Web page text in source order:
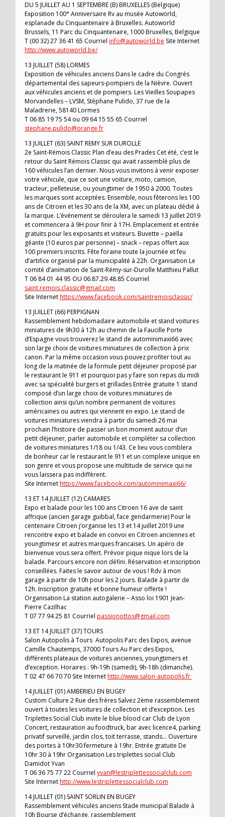
DU 5 JUILLET AU 1 SEPTEMBRE (B) BRUXELLES (Belgique)
Exposition 100° Anniversaire Rv au musée Autoworld,
esplanade du Cinquantenaire à Bruxelles. Autoworld
Brussels, 11 Parc du Cinquantenaire, 1000 Bruxelles, Belgique
T (00 32) 27 36 41 65 Courriel info@autoworld.be Site Internet
http://www.autoworld.be/
13 JUILLET (58) LORMES
Exposition de véhicules anciens Dans le cadre du Congrès
départemental des sapeurs-pompiers de la Nièvre. Ouvert
aux véhicules anciens et de pompiers. Les Vieilles Soupapes
Morvandelles – LVSM, Stéphane Pulido, 37 rue de la
Maladrerie, 58140 Lormes
T 06 85 19 75 54 ou 09 64 15 55 65 Courriel
stephane.pulido@orange.fr
13 JUILLET (63) SAINT REMY SUR DUROLLE
2e Saint-Rémois Classic Plan d’eau des Prades Cet été, c’est le
retour du Saint Rémois Classic qui avait rassemblé plus de
160 véhicules l’an dernier. Nous vous invitons à venir exposer
votre véhicule, que ce soit une voiture, moto, camion,
tracteur, pelleteuse, ou youngtimer de 1950 à 2000. Toutes
les marques sont acceptées. Ensemble, nous fêterons les 100
ans de Citroen et les 30 ans de la XM, avec un plateau dédié à
la marque. L’événement se déroulera le samedi 13 juillet 2019
et commencera à 9H pour finir à 17H. Emplacement et entrée
gratuits pour les exposants et visiteurs. Buvette – paëlla
géante (10 euros par personne) – snack – repas offert aux
100 premiers inscrits. Fête foraine toute la journée et feu
d’artifice organisé par la municipalité à 22h. Organisation Le
comité d’animation de Saint-Rémy-sur-Durolle Matthieu Pallut
T 06 84 01 44 95 OU 06.87.29.48.85 Courriel
saint.remois.classic@gmail.com
Site Internethttps://www.facebook.com/saintremoisclassic/
13 JUILLET (66) PERPIGNAN
Rassemblement hebdomadaire automobile et stand voitures
miniatures de 9h30 à 12h au chemin de la Faucille Porte
d’Espagne vous trouverez le stand de autominimaxi66 avec
son large choix de voitures miniatures de collection à prix
canon. Par la même occasion vous pouvez profiter tout au
long de la matinée de la formule petit déjeuner proposé par
le restaurant le 911 et pourquoi pas y faire son repas du midi
avec sa spécialité burgers et grillades Entrée gratuite 1 stand
composé d’un large choix de voitures miniatures de
collection ainsi qu’un nombre permanent de voitures
américaines ou autres qui viennent en expo. Le stand de
voitures miniatures viendra à partir du samedi 26 mai
prochain l’histoire de passer un bon moment autour d’un
petit déjeuner, parler automobile et compléter sa collection
de voitures miniatures 1/18 ou 1/43. Ce lieu vous comblera
de bonheur car le restaurant le 911 et un complexe unique en
son genre et vous propose une multitude de service qui ne
vous laissera pas indifférent.
Site Internethttps://www.facebook.com/autominimaxi66/
13 ET 14 JUILLET (12) CAMARES
Expo et balade pour les 100 ans Citroen 16 ave de saint
affrique (ancien garage guibbal, face gendarmerie) Pour le
centenaire Citroen j’organise les 13 et 14 juillet 2019 une
rencontre expo et balade en convoi en Citroen anciennes et
youngtimesr et autres marques francaises. Un apéro de
bienvenue vous sera offert. Prévoir pique nique lors de la
balade. Parcours encore non défini. Réservation et inscription
conseillées. Faites le savoir autour de vous ! Rdv à mon
garage à partir de 10h pour les 2 jours. Balade à partir de
12h. Inscription gratuite et bonne humeur offerte !
Organisation La station autogalerie – Asso loi 1901 Jean-
Pierre Cazilhac
T 07 77 94 25 81 Courriel passionottos@gmail.com
13 ET 14 JUILLET (37) TOURS
Salon Autopolis à Tours Autopolis Parc des Expos, avenue
Camille Chautemps, 37000 Tours Au Parc des Expos,
différents plateaux de voitures anciennes, youngtimers et
d’exception. Horaires : 9h-19h (samedi), 9h-18h (dimanche).
T 02 47 66 70 70 Site Internethttp://www.salon-autopolis.fr
14 JUILLET (01) AMBERIEU EN BUGEY
Custom Culture 2 Rue des frères Salvez 2ème rassemblement
ouvert à toutes les voitures de collection et d’exception. Les
Triplettes Social Club invite le blue blood car Club de Lyon
Concert, restauration au foodtruck, bar avec licence4, parking
privatif surveillé, jardin clos, toit terrasse, stands… Ouverture
des portes à 10hr30 fermeture à 19hr. Entrée gratuite De
10hr 30 à 19hr Organisation Les triplettes social Club
Damidot Yvan
T 06 36 75 77 22 Courriel yvan@lestriplettessocialclub.com
Site Internethttp://www.lestriplettessocialclub.com
14 JUILLET (01) SAINT SORLIN EN BUGEY
Rassemblement véhicules anciens Stade municipal Balade à
10h Bourse d’échange, rassemblement